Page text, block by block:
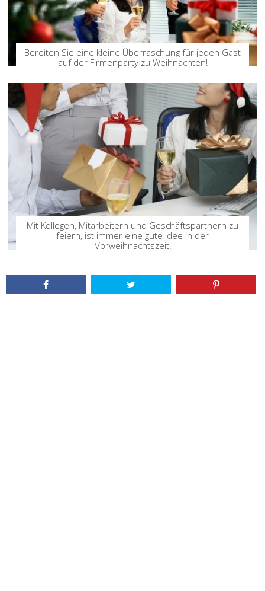
Bereiten Sie eine kleine Überraschung für jeden Gast
auf der Firmenparty zu Weihnachten!
Mit Kollegen, Mitarbeitern und Geschäftspartnern zu
feiern, ist immer eine gute Idee in der
Vorweihnachtszeit!